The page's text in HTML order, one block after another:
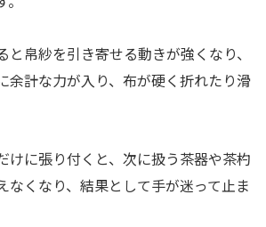
と帛紗を引き寄せる動きが強くなり、
余計な力が入り、布が硬く折れたり滑
けに張り付くと、次に扱う茶器や茶杓
なくなり、結果として手が迷って止ま